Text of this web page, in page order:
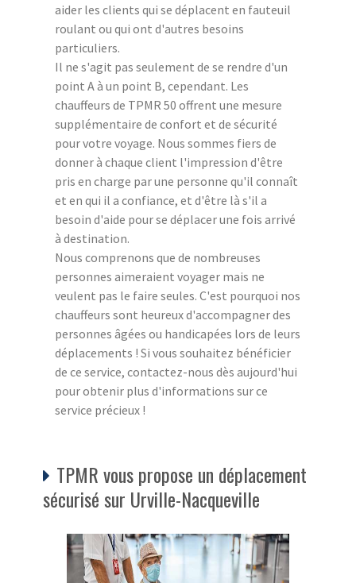
aider les clients qui se déplacent en fauteuil
roulant ou qui ont d'autres besoins
particuliers.
Il ne s'agit pas seulement de se rendre d'un
point A à un point B, cependant. Les
chauffeurs de TPMR 50 offrent une mesure
supplémentaire de confort et de sécurité
pour votre voyage. Nous sommes fiers de
donner à chaque client l'impression d'être
pris en charge par une personne qu'il connaît
et en qui il a confiance, et d'être là s'il a
besoin d'aide pour se déplacer une fois arrivé
à destination.
Nous comprenons que de nombreuses
personnes aimeraient voyager mais ne
veulent pas le faire seules. C'est pourquoi nos
chauffeurs sont heureux d'accompagner des
personnes âgées ou handicapées lors de leurs
déplacements ! Si vous souhaitez bénéficier
de ce service, contactez-nous dès aujourd'hui
pour obtenir plus d'informations sur ce
service précieux !
TPMR vous propose un déplacement
sécurisé sur Urville-Nacqueville